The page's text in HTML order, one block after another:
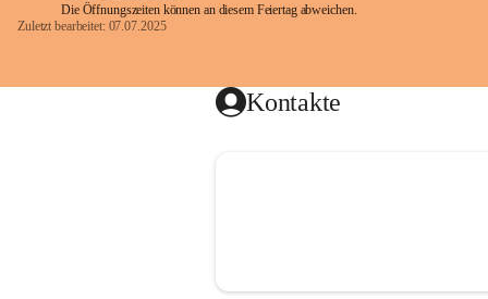
Die Öffnungszeiten können an diesem Feiertag abweichen.
Zuletzt bearbeitet: 07.07.2025
Kontakte